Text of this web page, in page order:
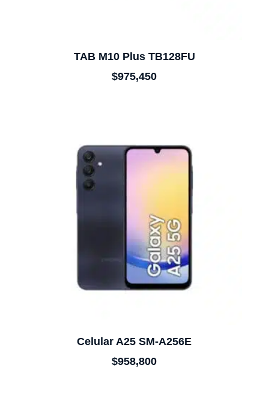
TAB M10 Plus TB128FU
$975,450
Celular A25 SM-A256E
$958,800